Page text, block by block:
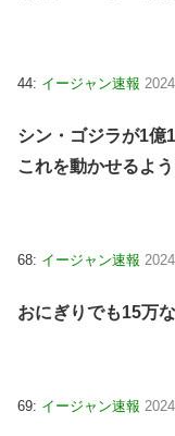
44: イージャン速報
シン・ゴジラが1億
これを動かせるよ
68: イージャン速報
おにぎりでも15万
69: イージャン速報